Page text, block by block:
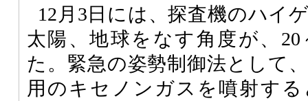
12月3日には、探査機のハイ
太陽、地球をなす角度が、
た。緊急の姿勢制御法として
用のキセノンガスを噴射す